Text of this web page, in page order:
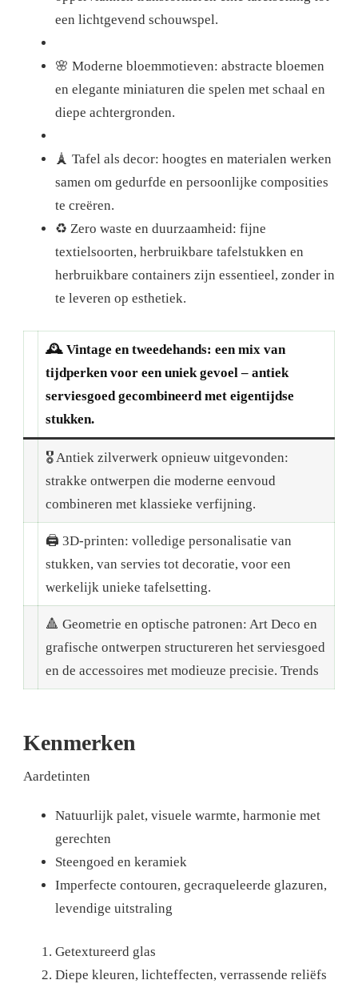
een lichtgevend schouwspel.
🌸 Moderne bloemmotieven: abstracte bloemen
en elegante miniaturen die spelen met schaal en
diepe achtergronden.
🗼 Tafel als decor: hoogtes en materialen werken
samen om gedurfde en persoonlijke composities
te creëren.
♻ Zero waste en duurzaamheid: fijne
textielsoorten, herbruikbare tafelstukken en
herbruikbare containers zijn essentieel, zonder in
te leveren op esthetiek.
🕰 Vintage en tweedehands: een mix van
tijdperken voor een uniek gevoel – antiek
serviesgoed gecombineerd met eigentijdse
stukken.
🎖 Antiek zilverwerk opnieuw uitgevonden:
strakke ontwerpen die moderne eenvoud
combineren met klassieke verfijning.
🖨 3D-printen: volledige personalisatie van
stukken, van servies tot decoratie, voor een
werkelijk unieke tafelsetting.
🔺 Geometrie en optische patronen: Art Deco en
grafische ontwerpen structureren het serviesgoed
en de accessoires met modieuze precisie. Trends
Kenmerken
Aardetinten
Natuurlijk palet, visuele warmte, harmonie met
gerechten
Steengoed en keramiek
Imperfecte contouren, gecraqueleerde glazuren,
levendige uitstraling
Getextureerd glas
Diepe kleuren, lichteffecten, verrassende reliëfs